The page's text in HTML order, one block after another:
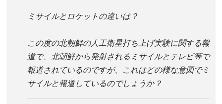
ミサイルとロケットの違いは？
この度の北朝鮮の人工衛星打ち上げ実験に関する報
道で、北朝鮮から発射されるミサイルとテレビ等で
報道されているのですが、これはどの様な意図でミ
サイルと報道しているのでしょうか？